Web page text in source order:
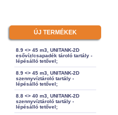
ÚJ TERMÉKEK
8.9 <> 45 m3, UNITANK-2D
esővíz/csapadék tároló tartály -
lépésálló tetővel;
8.9 <> 45 m3, UNITANK-2D
szennyvíztároló tartály -
lépésálló tetővel;
8.8 <> 40 m3, UNITANK-2D
szennyvíztároló tartály -
lépésálló tetővel;